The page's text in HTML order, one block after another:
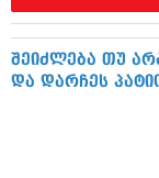
მოდა +
რელიგია
მედიცინა
კადრს მიღმა
კულინარია
შეიძლება თუ
და დარჩეს